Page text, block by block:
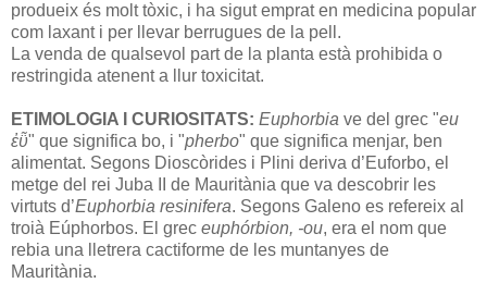
produeix és molt tòxic, i ha sigut emprat en medicina popular
com laxant i per llevar berrugues de la pell.
La venda de qualsevol part de la planta està prohibida o
restringida atenent a llur toxicitat.
ETIMOLOGIA I CURIOSITATS: Euphorbia ve del grec "eu
ἐῧ" que significa bo, i "pherbo" que significa menjar, ben
alimentat. Segons Dioscòrides i Plini deriva d’Euforbo, el
metge del rei Juba II de Mauritània que va descobrir les
virtuts d’Euphorbia resinifera. Segons Galeno es refereix al
troià Eúphorbos. El grec euphórbion, -ou, era el nom que
rebia una lletrera cactiforme de les muntanyes de
Mauritània.